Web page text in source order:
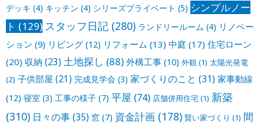
デッキ (4) キッチン (4) シリーズプライベート (5) シンプルノー
ト (129) スタッフ日記 (280) ランドリールーム (4) リノベー
ション (9) リビング (12) リフォーム (13) 中庭 (17) 住宅ローン
(20) 収納 (23) 土地探し (88) 外構工事 (10) 外観(1) 太陽光発電
(2) 子供部屋 (21) 完成見学会 (3) 家づくりのこと (31) 家事動線
(12) 寝室 (3) 工事の様子 (7) 平屋 (74) 店舗併用住宅(1) 新築
(310) 日々の事(35) 窓 (7) 資金計画 (178) 賢い家づくり (1) 間